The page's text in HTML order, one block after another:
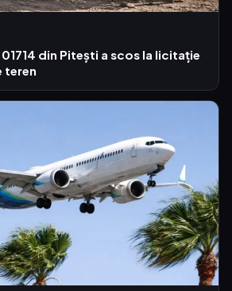
din Pitești a scos la licitație
teren